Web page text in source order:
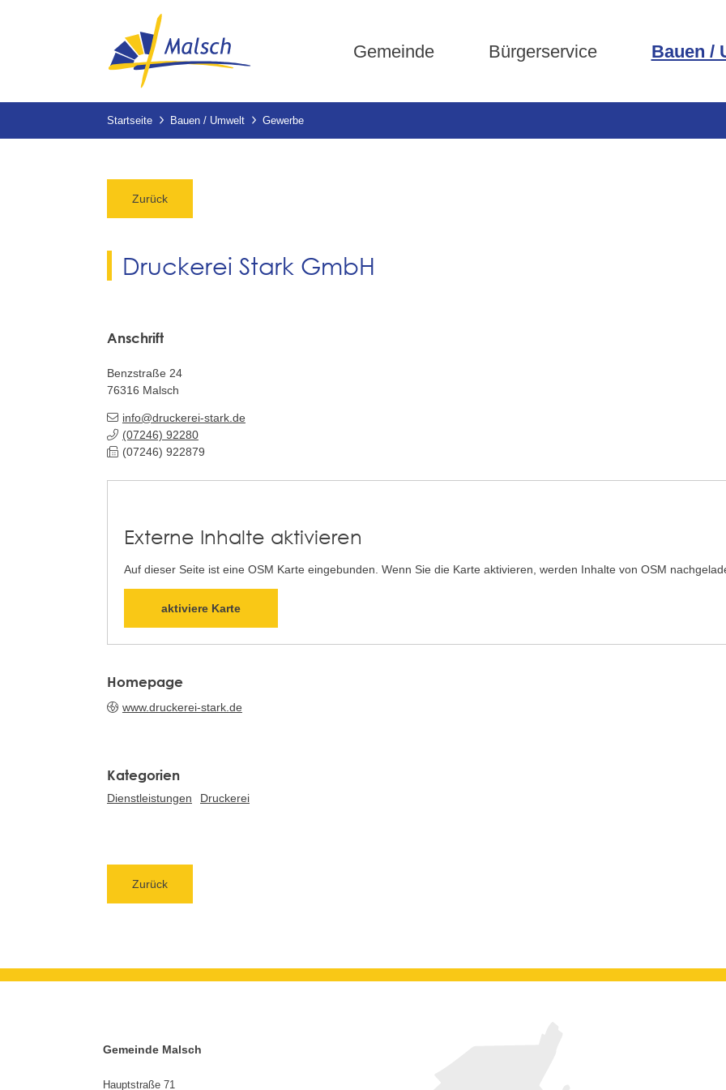
Gemeinde Bürgerservice Bauen /
Startseite Bauen / Umwelt Gewerbe
Zurück
Druckerei Stark GmbH
Externe Inhalte aktivieren
Auf dieser Seite ist eine OSM Karte eingebunden. Wenn Sie die Karte aktivieren, werden Inhalte von OSM
aktiviere Karte
Anschrift
Benzstraße 24
76316 Malsch
info@druckerei-stark.de
(07246) 92280
(07246) 922879
Homepage
www.druckerei-stark.de
Dienstleistungen Druckerei
Zurück
Gemeinde Malsch
Hauptstraße 71